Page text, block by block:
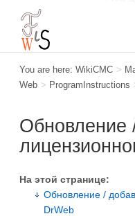
You are here: WikiCMC >
Web > ProgramInstructions
Обновление
На этой странице:
Обновление /
DrWeb